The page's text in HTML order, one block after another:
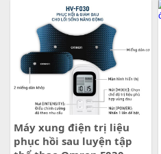
Máy xung điện trị liệu
phục hồi sau luyện tập